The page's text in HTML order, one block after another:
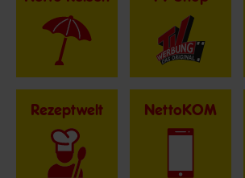
Rezeptwelt NettoKOM